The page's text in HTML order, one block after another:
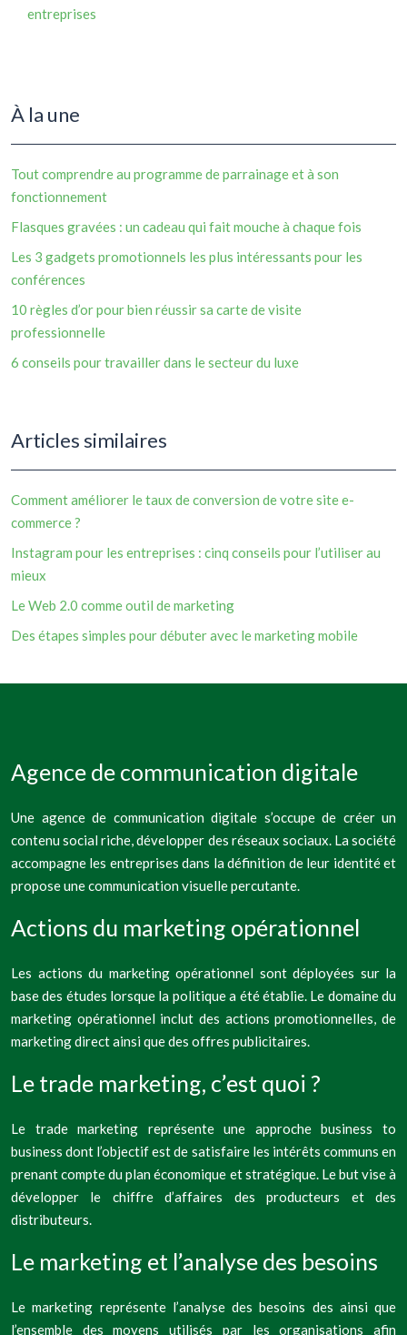
entreprises
À la une
Tout comprendre au programme de parrainage et à son
fonctionnement
Flasques gravées : un cadeau qui fait mouche à chaque fois
Les 3 gadgets promotionnels les plus intéressants pour les
conférences
10 règles d’or pour bien réussir sa carte de visite
professionnelle
6 conseils pour travailler dans le secteur du luxe
Articles similaires
Comment améliorer le taux de conversion de votre site e-
commerce ?
Instagram pour les entreprises : cinq conseils pour l’utiliser au
mieux
Le Web 2.0 comme outil de marketing
Des étapes simples pour débuter avec le marketing mobile
Agence de communication digitale
Une agence de communication digitale s’occupe de créer un
contenu social riche, développer des réseaux sociaux. La société
accompagne les entreprises dans la définition de leur identité et
propose une communication visuelle percutante.
Actions du marketing opérationnel
Les actions du marketing opérationnel sont déployées sur la
base des études lorsque la politique a été établie. Le domaine du
marketing opérationnel inclut des actions promotionnelles, de
marketing direct ainsi que des offres publicitaires.
Le trade marketing, c’est quoi ?
Le trade marketing représente une approche business to
business dont l’objectif est de satisfaire les intérêts communs en
prenant compte du plan économique et stratégique. Le but vise à
développer le chiffre d’affaires des producteurs et des
distributeurs.
Le marketing et l’analyse des besoins
Le marketing représente l’analyse des besoins des ainsi que
l’ensemble des moyens utilisés par les organisations afin